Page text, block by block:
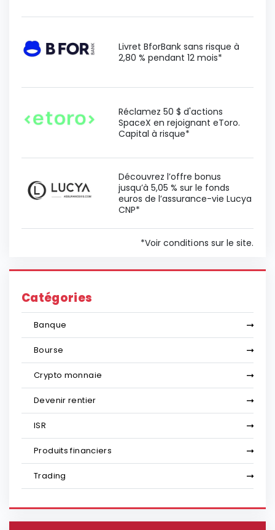
Livret BforBank sans risque à
2,80 % pendant 12 mois*
Réclamez 50 $ d'actions
SpaceX en rejoignant eToro.
Capital à risque*
Découvrez l’offre bonus
jusqu’à 5,05 % sur le fonds
euros de l’assurance-vie Lucya
CNP*
*Voir conditions sur le site.
Catégories
Banque
Bourse
Crypto monnaie
Devenir rentier
ISR
Produits financiers
Trading